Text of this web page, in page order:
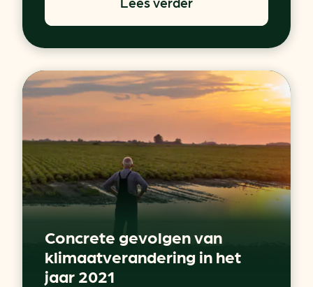
Concrete gevolgen van
klimaatverandering in het
jaar 2021